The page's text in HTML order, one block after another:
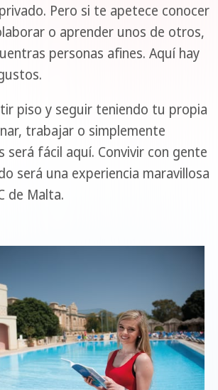
Pero si te apetece conocer
o aprender unos de otros,
personas afines. Aquí hay
piso y seguir teniendo tu propia
trabajar o simplemente
fácil aquí. Convivir con gente
será una experiencia maravillosa
de Malta.